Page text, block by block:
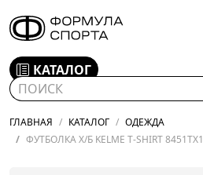
КАТАЛОГ
ГЛАВНАЯ КАТАЛОГ
ОДЕЖДА
ФУТБОЛКА Х/Б KELME T-SHIRT